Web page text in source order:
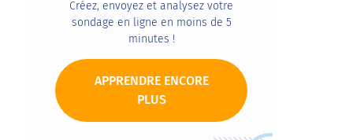
Créez, envoyez et analysez votre
sondage en ligne en moins de 5
minutes !
APPRENDRE ENCORE
PLUS